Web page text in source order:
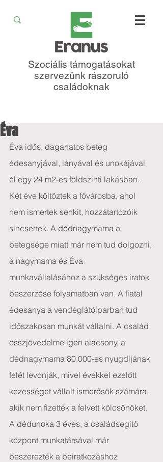
Szociális támogatásokat
szervezünk rászoruló
családoknak
Éva
Éva idős, daganatos beteg
édesanyjával, lányával és unokájával
él egy 24 m2-es földszinti lakásban.
Két éve költöztek a fővárosba, ahol
nem ismertek senkit, hozzátartozóik
sincsenek. A dédnagymama a
betegsége miatt már nem tud dolgozni,
a nagymama és Éva
munkavállalásához a szükséges iratok
beszerzése folyamatban van. A fiatal
édesanya a vendéglátóiparban tud
időszakosan munkát vállalni. A család
összjövedelme igen alacsony, a
dédnagymama 80.000-es nyugdíjának
felét levonják, mivel évekkel ezelőtt
kezességet vállalt ismerősök számára,
akik nem fizették a felvett kölcsönöket.
A dédunoka 3 éves, a családsegítő
központ munkatársával már
beszerezték a beiratkozáshoz